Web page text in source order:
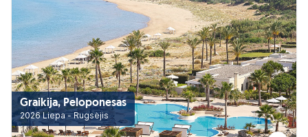
Graikija, Peloponesas
2026 Liepa - Rugsėjis